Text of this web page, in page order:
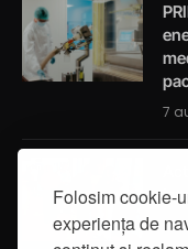
Folosim cookie-
experiența de
7
7